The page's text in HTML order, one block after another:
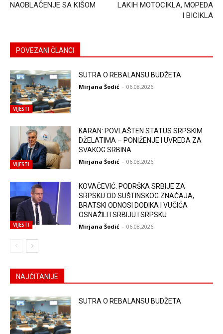
NAOBLAČENJE SA KIŠOM
LAKIH MOTOCIKLA, MOPEDA
I BICIKLA
POVEZANI ČLANCI
VIJESTI
SUTRA O REBALANSU BUDŽETA
Mirjana Šodić - 06.08.2026.
VIJESTI
KARAN: POVLAŠTEN STATUS SRPSKIM
DŽELATIMA – PONIŽENJE I UVREDA ZA
SVAKOG SRBINA
Mirjana Šodić - 06.08.2026.
VIJESTI
KOVAČEVIĆ: PODRŠKA SRBIJE ZA
SRPSKU OD SUŠTINSKOG ZNAČAJA,
BRATSKI ODNOSI DODIKA I VUČIĆA
OSNAŽILI I SRBIJU I SRPSKU
Mirjana Šodić - 06.08.2026.
NAJČITANIJE
SUTRA O REBALANSU BUDŽETA